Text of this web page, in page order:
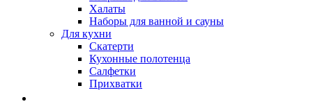
Халаты
Наборы для ванной и сауны
Для кухни
Скатерти
Кухонные полотенца
Салфетки
Прихватки